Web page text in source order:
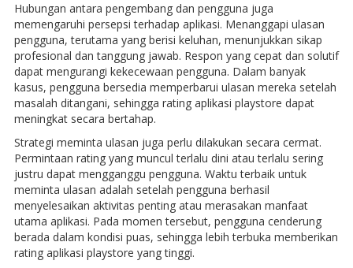
Hubungan antara pengembang dan pengguna juga
memengaruhi persepsi terhadap aplikasi. Menanggapi ulasan
pengguna, terutama yang berisi keluhan, menunjukkan sikap
profesional dan tanggung jawab. Respon yang cepat dan solutif
dapat mengurangi kekecewaan pengguna. Dalam banyak
kasus, pengguna bersedia memperbarui ulasan mereka setelah
masalah ditangani, sehingga rating aplikasi playstore dapat
meningkat secara bertahap.
Strategi meminta ulasan juga perlu dilakukan secara cermat.
Permintaan rating yang muncul terlalu dini atau terlalu sering
justru dapat mengganggu pengguna. Waktu terbaik untuk
meminta ulasan adalah setelah pengguna berhasil
menyelesaikan aktivitas penting atau merasakan manfaat
utama aplikasi. Pada momen tersebut, pengguna cenderung
berada dalam kondisi puas, sehingga lebih terbuka memberikan
rating aplikasi playstore yang tinggi.